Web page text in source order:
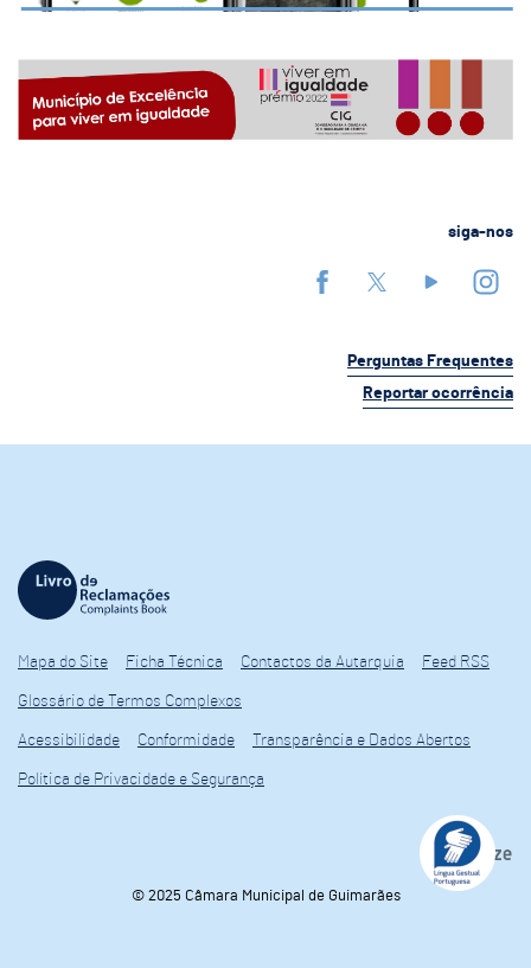
siga-nos
Perguntas Frequentes
Reportar ocorrência
Mapa do Site Ficha Técnica Contactos da Autarquia Feed RSS
Glossário de Termos Complexos
Acessibilidade Conformidade Transparência e Dados Abertos
Política de Privacidade e Segurança
© 2025 Câmara Municipal de Guimarães